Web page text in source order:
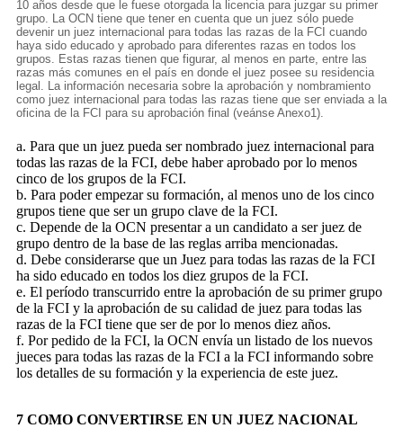
10 años desde que le fuese otorgada la licencia para juzgar su primer
grupo. La OCN tiene que tener en cuenta que un juez sólo puede
devenir un juez internacional para todas las razas de la FCI cuando
haya sido educado y aprobado para diferentes razas en todos los
grupos. Estas razas tienen que figurar, al menos en parte, entre las
razas más comunes en el país en donde el juez posee su residencia
legal. La información necesaria sobre la aprobación y nombramiento
como juez internacional para todas las razas tiene que ser enviada a la
oficina de la FCI para su aprobación final (veánse Anexo1).
a. Para que un juez pueda ser nombrado juez internacional para
todas las razas de la FCI, debe haber aprobado por lo menos
cinco de los grupos de la FCI.
b. Para poder empezar su formación, al menos uno de los cinco
grupos tiene que ser un grupo clave de la FCI.
c. Depende de la OCN presentar a un candidato a ser juez de
grupo dentro de la base de las reglas arriba mencionadas.
d. Debe considerarse que un Juez para todas las razas de la FCI
ha sido educado en todos los diez grupos de la FCI.
e. El período transcurrido entre la aprobación de su primer grupo
de la FCI y la aprobación de su calidad de juez para todas las
razas de la FCI tiene que ser de por lo menos diez años.
f. Por pedido de la FCI, la OCN envía un listado de los nuevos
jueces para todas las razas de la FCI a la FCI informando sobre
los detalles de su formación y la experiencia de este juez.
7 COMO CONVERTIRSE EN UN JUEZ NACIONAL